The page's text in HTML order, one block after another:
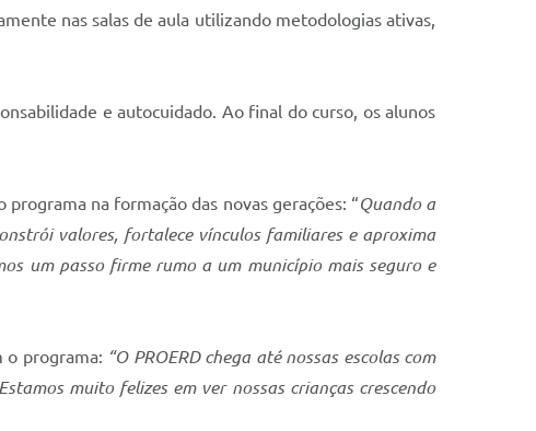
nas salas de aula utilizando metodologias ativas,
e autocuidado. Ao final do curso, os alunos
na formação das novas gerações: “Quando a
valores, fortalece vínculos familiares e aproxima
um passo firme rumo a um município mais seguro e
o programa: “O PROERD chega até nossas escolas com
muito felizes em ver nossas crianças crescendo